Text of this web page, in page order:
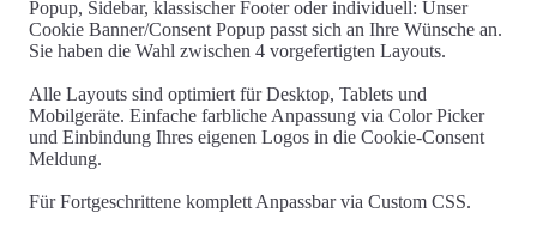
Popup, Sidebar, klassischer Footer oder individuell: Unser
Cookie Banner/Consent Popup passt sich an Ihre Wünsche an.
Sie haben die Wahl zwischen 4 vorgefertigten Layouts.
Alle Layouts sind optimiert für Desktop, Tablets und
Mobilgeräte. Einfache farbliche Anpassung via Color Picker
und Einbindung Ihres eigenen Logos in die Cookie-Consent
Meldung.
Für Fortgeschrittene komplett Anpassbar via Custom CSS.